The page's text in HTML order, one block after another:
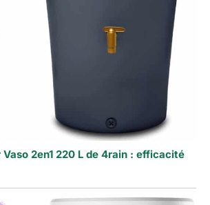
2en1 220 L de 4rain : efficacité